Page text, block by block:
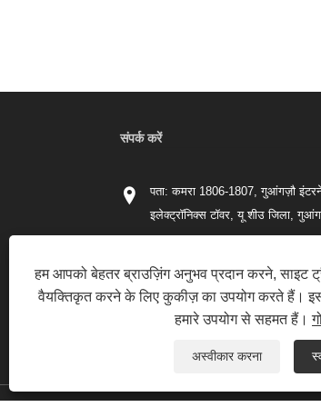
संपर्क करें
पता: कमरा 1806-1807, गुआंगज़ौ
इलेक्ट्रॉनिक्स टॉवर, यू शीउ जिला,
फ़ोन: +86-18666097380
ईमेल:
हम आपको बेहतर ब्राउज़िंग अनुभव प्रदान करने, साइट
वैयक्तिकृत करने के लिए कुकीज़ का उपयोग करते हैं।
हमारे उपयोग से सहमत हैं।
अस्वीकार करना